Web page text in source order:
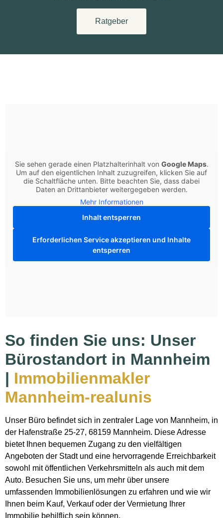
Ratgeber
Sie sehen gerade einen Platzhalterinhalt von Google Maps.
Um auf den eigentlichen Inhalt zuzugreifen, klicken Sie auf
die Schaltfläche unten. Bitte beachten Sie, dass dabei
Daten an Drittanbieter weitergegeben werden.
Mehr Informationen
Inhalt entsperren
Erforderlichen Service akzeptieren und Inhalte
entsperren
So finden Sie uns: Unser
Bürostandort in Mannheim
| Immobilienmakler
Mannheim-realunis
Unser Büro befindet sich in zentraler Lage von Mannheim, in
der Hafenstraße 25-27, 68159 Mannheim. Diese Adresse
bietet Ihnen bequemen Zugang zu den vielfältigen
Angeboten der Stadt und eine hervorragende Erreichbarkeit
sowohl mit öffentlichen Verkehrsmitteln als auch mit dem
Auto. Besuchen Sie uns, um mehr über unsere
umfassenden Immobilienlösungen zu erfahren und wie wir
Ihnen beim Kauf, Verkauf oder der Vermietung Ihrer
Immobilie behilflich sein können.